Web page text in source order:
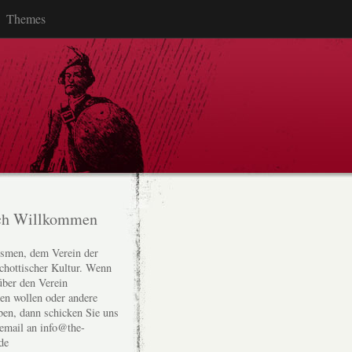
Themes
Willkommen
dem Verein der
Kultur. Wenn
den Verein
wollen oder andere
dann schicken Sie uns
an info@the-